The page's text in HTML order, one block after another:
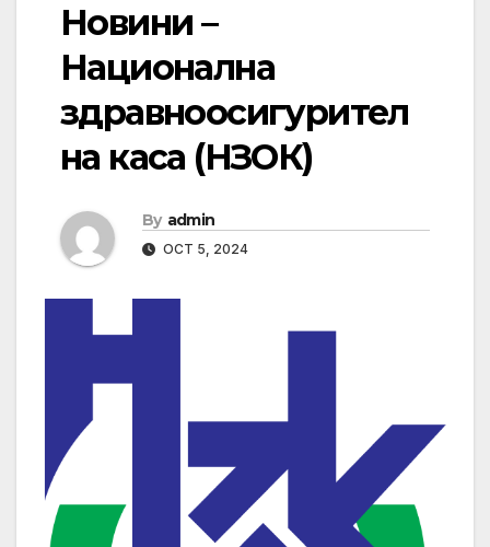
Новини –
Национална
здравноосигурител
на каса (НЗОК)
By admin
OCT 5, 2024